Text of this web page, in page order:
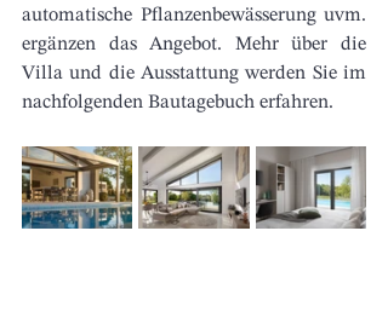
automatische Pflanzenbewässerung uvm.
ergänzen das Angebot. Mehr über die
Villa und die Ausstattung werden Sie im
nachfolgenden Bautagebuch erfahren.